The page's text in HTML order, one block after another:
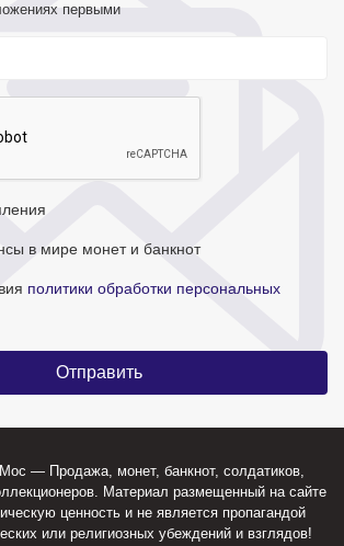
первыми
в мире монет и банкнот
политики обработки персональных
— Продажа, монет, банкнот, солдатиков,
Материал размещенный на сайте
ценность и не является пропагандой
или религиозных убеждений и взглядов!